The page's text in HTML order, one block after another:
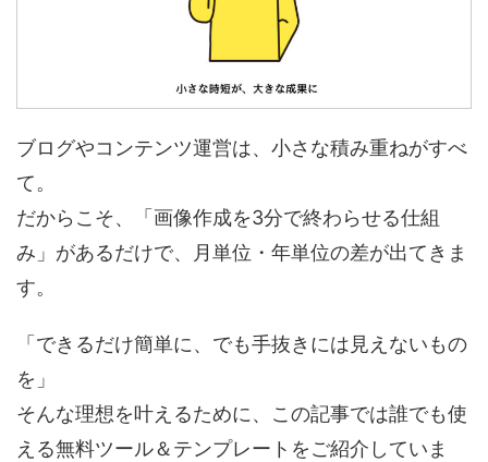
ブログやコンテンツ運営は、小さな積み重ねがすべ
て。
だからこそ、「画像作成を3分で終わらせる仕組
み」があるだけで、月単位・年単位の差が出てきま
す。
「できるだけ簡単に、でも手抜きには見えないもの
を」
そんな理想を叶えるために、この記事では誰でも使
える無料ツール＆テンプレートをご紹介していま